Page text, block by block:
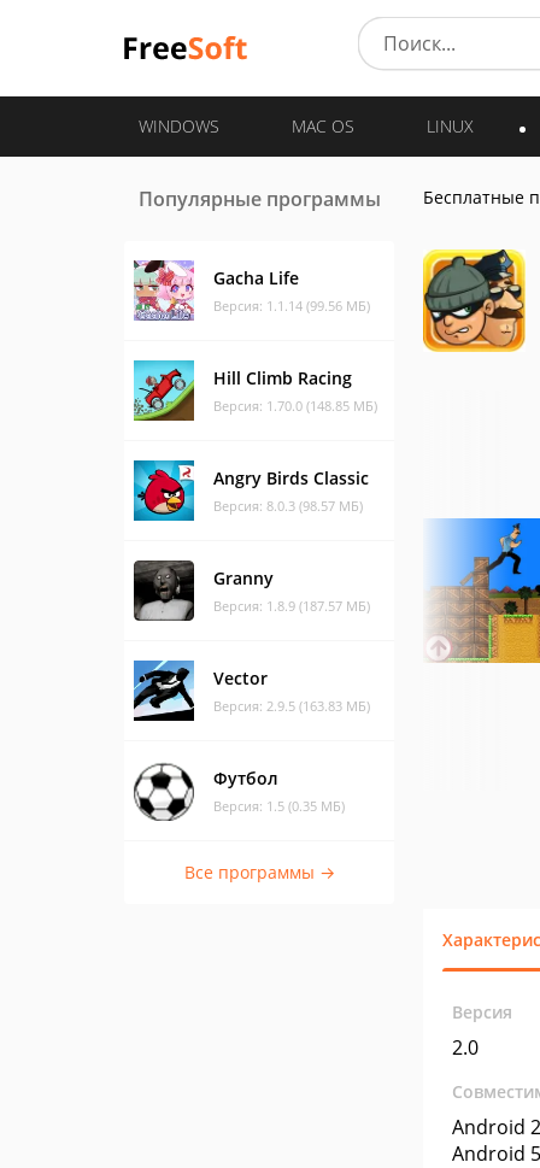
WINDOWS MAC OS LINUX
Популярные программы
Gacha Life
Версия: 1.1.14 (99.56 МБ)
Hill Climb Racing
Версия: 1.70.0 (148.85 МБ)
Angry Birds Classic
Версия: 8.0.3 (98.57 МБ)
Granny
Версия: 1.8.9 (187.57 МБ)
Vector
Версия: 2.9.5 (163.83 МБ)
Футбол
Версия: 1.5 (0.35 МБ)
Все программы →
Бесплатные
Версия
2.0
Android
Android